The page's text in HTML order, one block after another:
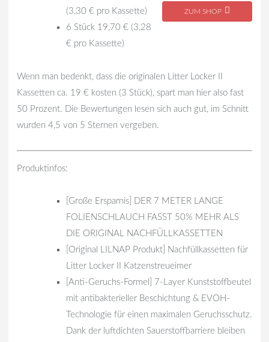
ZUM SHOP
(3,30 € pro Kassette)
6 Stück 19,70 € (3,28
€ pro Kassette)
Wenn man bedenkt, dass die originalen Litter Locker II
Kassetten ca. 19 € kosten (3 Stück), spart man hier also fast
50 Prozent. Die Bewertungen lesen sich auch gut, im Schnitt
wurden 4,5 von 5 Sternen vergeben.
Produktinfos:
[Große Ersparnis] DER 7 METER LANGE
FOLIENSCHLAUCH FASST 50% MEHR ALS
DIE ORIGINAL NACHFÜLLKASSETTEN
[Original LILNAP Produkt] Nachfüllkassetten für
Litter Locker II Katzenstreueimer
[Anti-Geruchs-Formel] 7-Layer Kunststoffbeutel
mit antibakterieller Beschichtung & EVOH-
Technologie für einen maximalen Geruchsschutz.
Dank der luftdichten Sauerstoffbarriere bleiben